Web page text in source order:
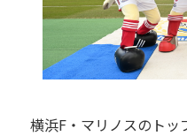
横浜F・マリノスのトッ